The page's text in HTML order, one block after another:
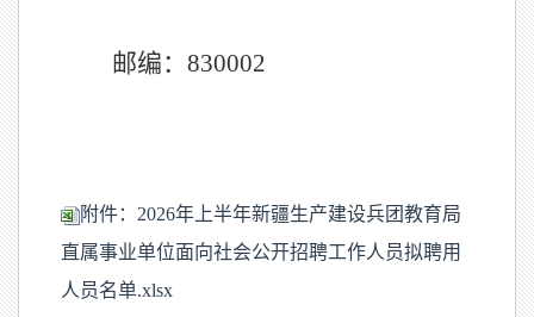
邮编： 830002
附件：2026年上半年新疆生产建设兵团教育局
直属事业单位面向社会公开招聘工作人员拟聘用
人员名单.xlsx